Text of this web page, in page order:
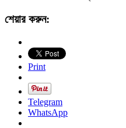
শেয়ার করুন:
Print
Telegram
WhatsApp